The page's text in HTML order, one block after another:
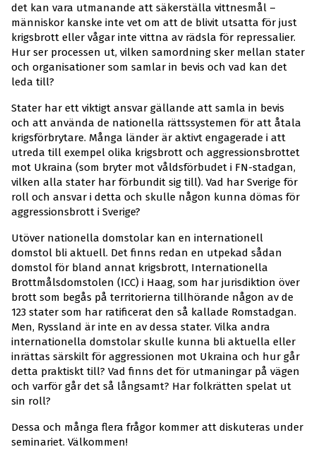
det kan vara utmanande att säkerställa vittnesmål –
människor kanske inte vet om att de blivit utsatta för just
krigsbrott eller vågar inte vittna av rädsla för repressalier.
Hur ser processen ut, vilken samordning sker mellan stater
och organisationer som samlar in bevis och vad kan det
leda till?
Stater har ett viktigt ansvar gällande att samla in bevis
och att använda de nationella rättssystemen för att åtala
krigsförbrytare. Många länder är aktivt engagerade i att
utreda till exempel olika krigsbrott och aggressionsbrottet
mot Ukraina (som bryter mot våldsförbudet i FN-stadgan,
vilken alla stater har förbundit sig till). Vad har Sverige för
roll och ansvar i detta och skulle någon kunna dömas för
aggressionsbrott i Sverige?
Utöver nationella domstolar kan en internationell
domstol bli aktuell. Det finns redan en utpekad sådan
domstol för bland annat krigsbrott, Internationella
Brottmålsdomstolen (ICC) i Haag, som har jurisdiktion över
brott som begås på territorierna tillhörande någon av de
123 stater som har ratificerat den så kallade Romstadgan.
Men, Ryssland är inte en av dessa stater. Vilka andra
internationella domstolar skulle kunna bli aktuella eller
inrättas särskilt för aggressionen mot Ukraina och hur går
detta praktiskt till? Vad finns det för utmaningar på vägen
och varför går det så långsamt? Har folkrätten spelat ut
sin roll?
Dessa och många flera frågor kommer att diskuteras under
seminariet. Välkommen!